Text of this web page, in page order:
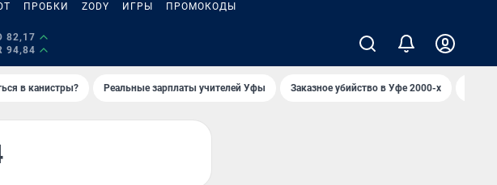
ПРОБКИ ZODY ИГРЫ ПРОМОКОДЫ
82,17
94,84
в канистры? Реальные зарплаты учителей Уфы Заказное убийство в Уфе 2000-х